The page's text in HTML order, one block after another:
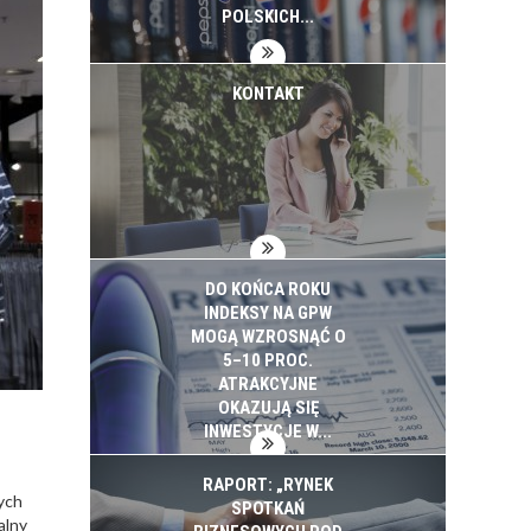
INWESTYCJE
POLSKICH...
KONTAKT
DO KOŃCA ROKU
INDEKSY NA GPW
MOGĄ WZROSNĄĆ O
5–10 PROC.
ATRAKCYJNE
OKAZUJĄ SIĘ
INWESTYCJE W...
RAPORT: „RYNEK
SPOTKAŃ